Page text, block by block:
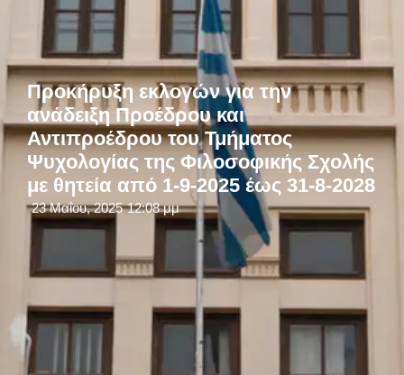
Προκήρυξη εκλογών για την
ανάδειξη Προέδρου και
Αντιπροέδρου του Τμήματος
Ψυχολογίας της Φιλοσοφικής Σχολής
με θητεία από 1-9-2025 έως 31-8-2028
23 Μαΐου, 2025 12:08 μμ